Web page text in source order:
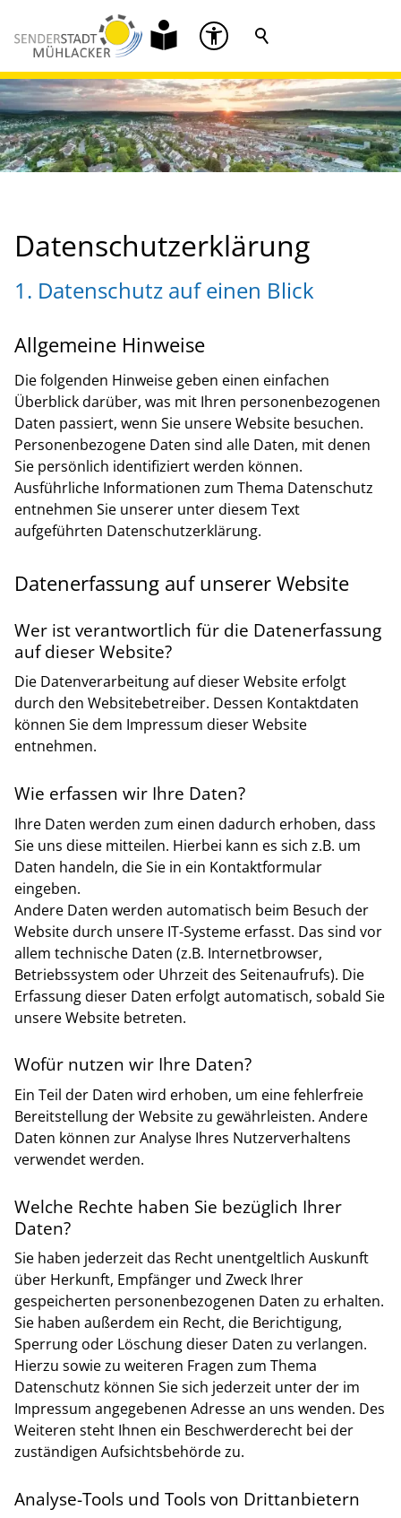
Datenschutzerklärung
1. Datenschutz auf einen Blick
Allgemeine Hinweise
Die folgenden Hinweise geben einen einfachen
Überblick darüber, was mit Ihren personenbezogenen
Daten passiert, wenn Sie unsere Website besuchen.
Personenbezogene Daten sind alle Daten, mit denen
Sie persönlich identifiziert werden können.
Ausführliche Informationen zum Thema Datenschutz
entnehmen Sie unserer unter diesem Text
aufgeführten Datenschutzerklärung.
Datenerfassung auf unserer Website
Wer ist verantwortlich für die Datenerfassung
auf dieser Website?
Die Datenverarbeitung auf dieser Website erfolgt
durch den Websitebetreiber. Dessen Kontaktdaten
können Sie dem Impressum dieser Website
entnehmen.
Wie erfassen wir Ihre Daten?
Ihre Daten werden zum einen dadurch erhoben, dass
Sie uns diese mitteilen. Hierbei kann es sich z.B. um
Daten handeln, die Sie in ein Kontaktformular
eingeben.
Andere Daten werden automatisch beim Besuch der
Website durch unsere IT-Systeme erfasst. Das sind vor
allem technische Daten (z.B. Internetbrowser,
Betriebssystem oder Uhrzeit des Seitenaufrufs). Die
Erfassung dieser Daten erfolgt automatisch, sobald Sie
unsere Website betreten.
Wofür nutzen wir Ihre Daten?
Ein Teil der Daten wird erhoben, um eine fehlerfreie
Bereitstellung der Website zu gewährleisten. Andere
Daten können zur Analyse Ihres Nutzerverhaltens
verwendet werden.
Welche Rechte haben Sie bezüglich Ihrer
Daten?
Sie haben jederzeit das Recht unentgeltlich Auskunft
über Herkunft, Empfänger und Zweck Ihrer
gespeicherten personenbezogenen Daten zu erhalten.
Sie haben außerdem ein Recht, die Berichtigung,
Sperrung oder Löschung dieser Daten zu verlangen.
Hierzu sowie zu weiteren Fragen zum Thema
Datenschutz können Sie sich jederzeit unter der im
Impressum angegebenen Adresse an uns wenden. Des
Weiteren steht Ihnen ein Beschwerderecht bei der
zuständigen Aufsichtsbehörde zu.
Analyse-Tools und Tools von Drittanbietern